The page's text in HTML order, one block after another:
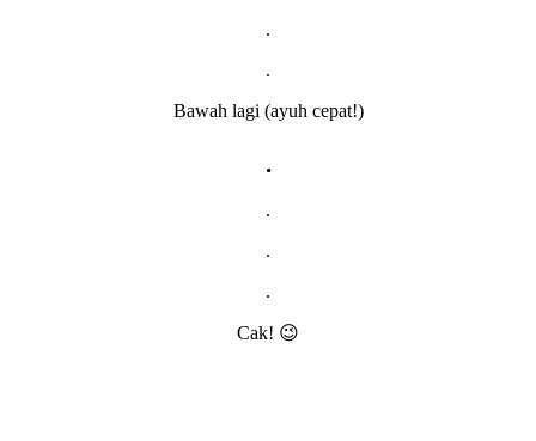
.
.
Bawah lagi (ayuh cepat!)
.
.
.
.
Cak! 😉